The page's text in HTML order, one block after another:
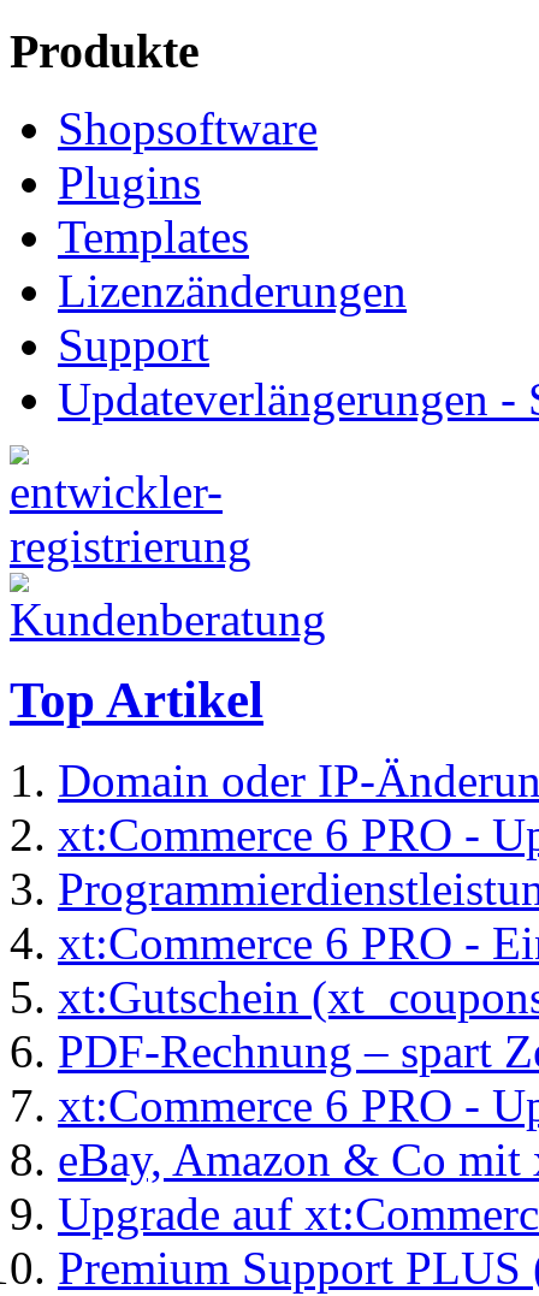
Produkte
Shopsoftware
Plugins
Templates
Lizenzänderungen
Support
Updateverlängerungen -
Top Artikel
Domain oder IP-
xt:Commerce 6 PRO -
xt:Commerce 6 PRO -
xt:Gutschein
PDF-Rechnung – spart
xt:Commerce 6 PRO -
eBay, Amazon & Co
Upgrade auf
Premium Support